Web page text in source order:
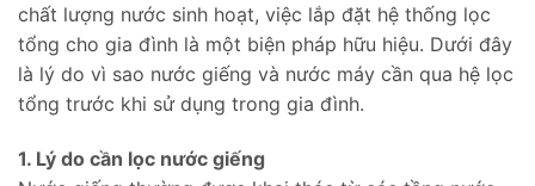
chất lượng nước sinh hoạt, việc lắp đặt hệ thống lọc
tổng cho gia đình là một biện pháp hữu hiệu. Dưới đây
là lý do vì sao nước giếng và nước máy cần qua hệ lọc
tổng trước khi sử dụng trong gia đình.
1. Lý do cần lọc nước giếng